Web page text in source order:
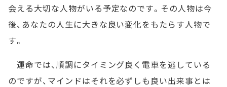
会える大切な人物がいる予定なのです。その人物は今
後、あなたの人生に大きな良い変化をもたらす人物で
す。
運命では、順調にタイミング良く電車を逃している
のですが、マインドはそれを必ずしも良い出来事とは